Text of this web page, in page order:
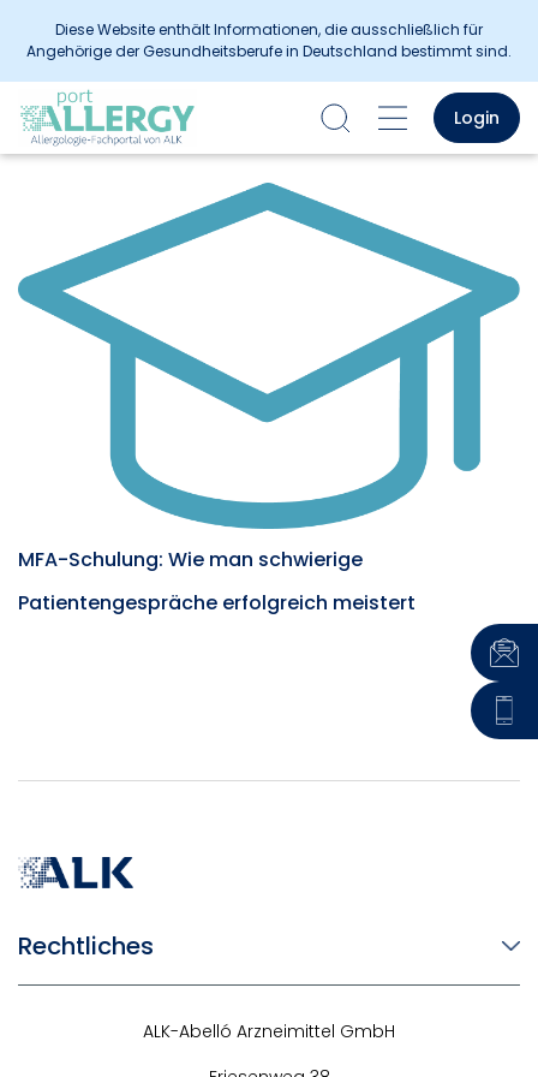
Diese Website enthält Informationen, die ausschließlich für
Angehörige der Gesundheitsberufe in Deutschland bestimmt sind.
Login
MFA-Schulung: Wie man schwierige
Patientengespräche erfolgreich meistert
Rechtliches
ALK-Abelló Arzneimittel GmbH